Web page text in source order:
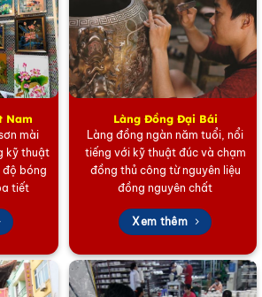
sơn mài đồng quê đen trắng
Hạng, Bền Bỉ Cùng Thời Gian
của
hộp trang sức sơn mài chất
bền bỉ. Sản phẩm được làm từ
nhiều công đoạn phủ sơn ta tự
Nam
mài
kỹ thuật
độ bóng
tiết
Làng Đồng Đại Bái
Làng đồng ngàn năm tuổi, nổi
tiếng với kỹ thuật đúc và chạm
đồng thủ công từ nguyên liệu
đồng nguyên chất
Xem thêm